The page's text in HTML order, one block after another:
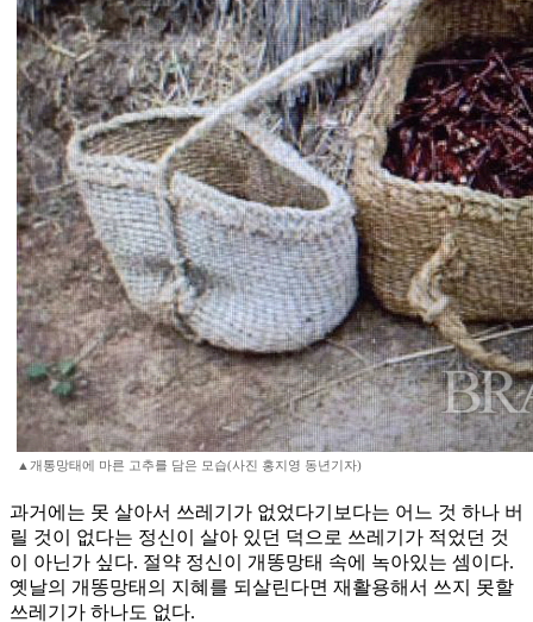
▲개통망태에 마른 고추를 담은 모습(사진 홍지영 동년기자)
과거에는 못 살아서 쓰레기가 없었다기보다는 어느 것 하나 버
릴 것이 없다는 정신이 살아 있던 덕으로 쓰레기가 적었던 것
이 아닌가 싶다. 절약 정신이 개똥망태 속에 녹아있는 셈이다.
옛날의 개똥망태의 지혜를 되살린다면 재활용해서 쓰지 못할
쓰레기가 하나도 없다.